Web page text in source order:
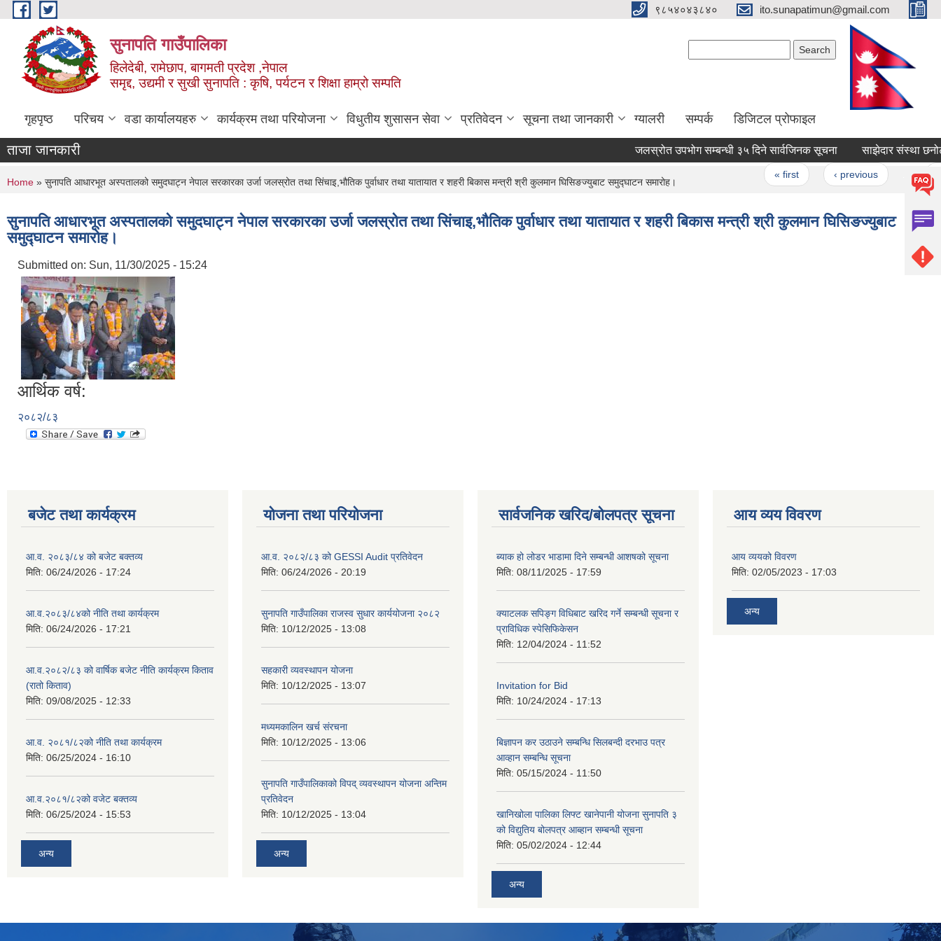
Skip to main content ९८५४०४३८४० ito.sunapatimun@gmail.com
सुनापति गाउँपालिका
हिलेदेबी, रामेछाप, बागमती प्रदेश ,नेपाल
समृद्द, उद्यमी र सुखी सुनापति : कृषि, पर्यटन र शिक्षा हाम्रो सम्पति
गृहपृष्ठ परिचय वडा कार्यालयहरु कार्यक्रम तथा परियोजना विधुतीय शुसासन सेवा प्रतिवेदन सूचना तथा जानकारी ग्यालरी सम्पर्क डिजिटल प्रोफाइल
ताजा जानकारी जलस्रोत उपभोग सम्बन्धी ३५ दिने सार्वजिनक सूचना साझेदार संस्था छनोट
Pages « first ‹ previous 2
You are here
Home » सुनापति आधारभूत अस्पतालको समुदघाट्न नेपाल सरकारका उर्जा जलस्रोत तथा सिंचाइ,भौतिक पुर्वाधार तथा यातायात र शहरी बिकास मन्त्री श्री कुलमान घिसिङज्युबाट समुद्‍घाटन समारोह।
सुनापति आधारभूत अस्पतालको समुदघाट्न नेपाल सरकारका उर्जा जलस्रोत तथा सिंचाइ,भौतिक पुर्वाधार तथा यातायात र शहरी बिकास मन्त्री श्री कुलमान घिसिङज्युबाट
समुद्‍घाटन समारोह।
Submitted on: Sun, 11/30/2025 - 15:24
आर्थिक वर्ष:
२०८२/८३
बजेट तथा कार्यक्रम
आ.व. २०८३/८४ को बजेट बक्तव्य
मिति: 06/24/2026 - 17:24
आ.व.२०८३/८४को नीति तथा कार्यक्रम
मिति: 06/24/2026 - 17:21
आ.व.२०८२/८३ को वार्षिक बजेट नीति कार्यक्रम किताव
(रातो किताव)
मिति: 09/08/2025 - 12:33
आ.व. २०८१/८२को नीति तथा कार्यक्रम
मिति: 06/25/2024 - 16:10
आ.व.२०८१/८२को वजेट बक्तव्य
मिति: 06/25/2024 - 15:53
अन्य
योजना तथा परियोजना
आ.व. २०८२/८३ को GESSI Audit प्रतिवेदन
मिति: 06/24/2026 - 20:19
सुनापति गाउँपालिका राजस्व सुधार कार्ययोजना २०८२
मिति: 10/12/2025 - 13:08
सहकारी व्यवस्थापन योजना
मिति: 10/12/2025 - 13:07
मध्यमकालिन खर्च संरचना
मिति: 10/12/2025 - 13:06
सुनापति गाउँपालिकाको विपद् व्यवस्थापन योजना अन्तिम
प्रतिवेदन
मिति: 10/12/2025 - 13:04
अन्य
सार्वजनिक खरिद/बोलपत्र सूचना
ब्याक हो लोडर भाडामा दिने सम्बन्धी आशषको सूचना
मिति: 08/11/2025 - 17:59
क्याटलक सपिङ्ग विधिबाट खरिद गर्ने सम्बन्धी सूचना र
प्राविधिक स्पेसिफिकेसन
मिति: 12/04/2024 - 11:52
Invitation for Bid
मिति: 10/24/2024 - 17:13
बिज्ञापन कर उठाउने सम्बन्धि सिलबन्दी दरभाउ पत्र
आव्हान सम्बन्धि सूचना
मिति: 05/15/2024 - 11:50
खानिखोला पालिका लिफ्ट खानेपानी योजना सुनापति ३
को विद्युतिय बोलपत्र आब्हान सम्बन्धी सूचना
मिति: 05/02/2024 - 12:44
अन्य
आय व्यय विवरण
आय व्ययको विवरण
मिति: 02/05/2023 - 17:03
अन्य